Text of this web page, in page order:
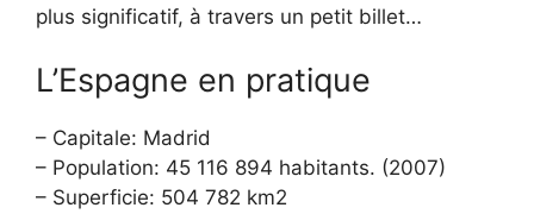
plus significatif, à travers un petit billet…
L’Espagne en pratique
– Capitale: Madrid
– Population: 45 116 894 habitants. (2007)
– Superficie: 504 782 km2